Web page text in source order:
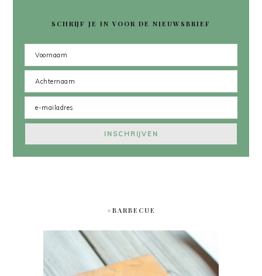
SCHRIJF JE IN VOOR DE NIEUWSBRIEF
#BARBECUE